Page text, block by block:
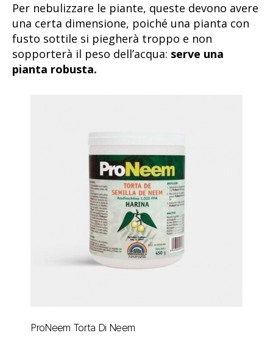
Per nebulizzare le piante, queste devono avere
una certa dimensione, poiché una pianta con
fusto sottile si piegherà troppo e non
sopporterà il peso dell’acqua: serve una
pianta robusta.
ProNeem Torta Di Neem